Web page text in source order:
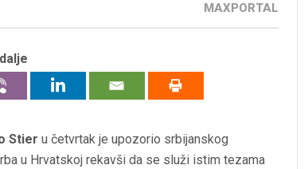
MAXPORTAL
Stier u četvrtak je upozorio srbijanskog
u Hrvatskoj rekavši da se služi istim tezama